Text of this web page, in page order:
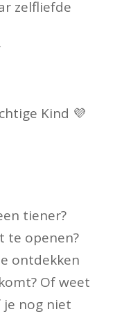
zelfliefde
Kind 💜
tiener?
te openen?
ontdekken
Of weet
je nog niet